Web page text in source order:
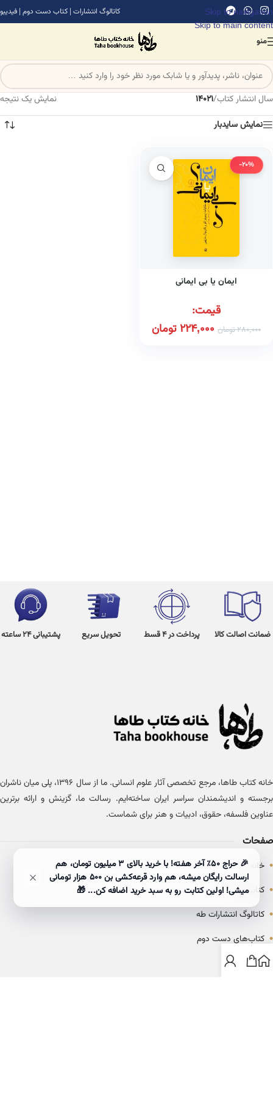
Skip to navigation
Skip to main content
کاتالوگ انتشارات | کتاب دست دوم | فیدیبو
منو
سال انتشار کتاب/
14021
نمایش یک نتیجه
نمایش سایدبار
-20%
ایمان یا بی ایمانی
قیمت:
280,000تومان 224,000تومان
ضمانت اصالت کالا پرداخت در 4 قسط تحویل سریع پشتیبانی 24 ساعته
خانه کتاب طاها، مرجع تخصصی آثار علوم انسانی. ما از سال ۱۳۹۶، پلی میان ناشران
برجسته و اندیشمندان سراسر ایران ساخته‌ایم. رسالت ما، گزینش و ارائه برترین
عناوین فلسفه، حقوق، ادبیات و هنر برای شماست.
صفحات
• خانه
• کتاب‌ها
• کاتالوگ انتشارات طه
• کتاب‌های دست دوم
• بلاگ
🎉 حراج ۵۰٪ آخر هفته! با خرید بالای 3 میلیون تومان، هم
ارسالت رایگان میشه، هم وارد قرعه‌کشی بن ۵۰۰ هزار تومانی
میشی! اولین کتابت رو به سبد خرید اضافه کن... 🎁